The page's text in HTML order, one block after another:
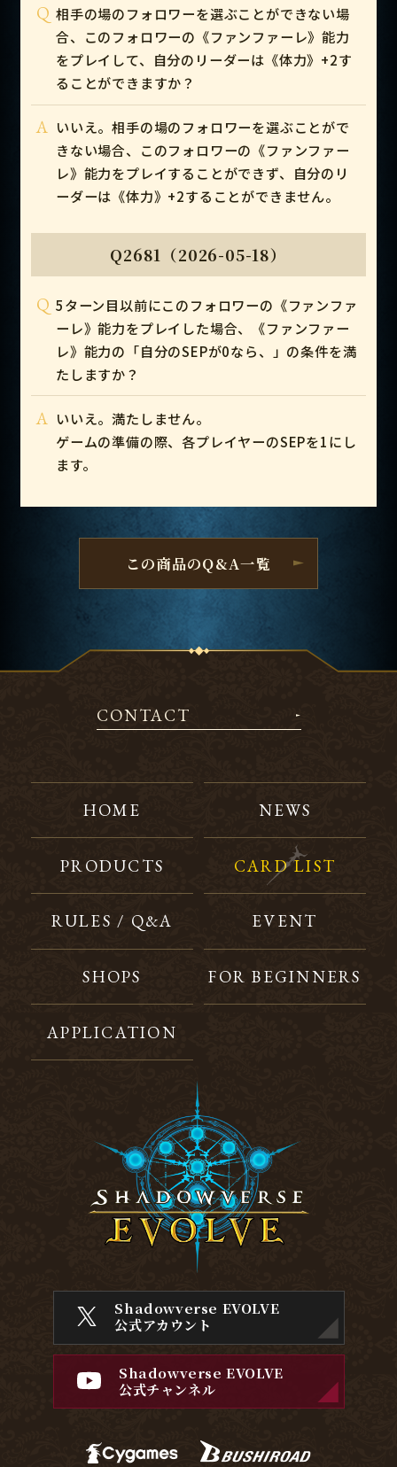
Q 相手の場のフォロワーを選ぶことができない場
合、このフォロワーの《ファンファーレ》能力
をプレイして、自分のリーダーは《体力》+2す
ることができますか？
A いいえ。相手の場のフォロワーを選ぶことがで
きない場合、このフォロワーの《ファンファー
レ》能力をプレイすることができず、自分のリ
ーダーは《体力》+2することができません。
Q2681（2026-05-18）
Q 5ターン目以前にこのフォロワーの《ファンファ
ーレ》能力をプレイした場合、《ファンファー
レ》能力の「自分のSEPが0なら、」の条件を満
たしますか？
A いいえ。満たしません。
ゲームの準備の際、各プレイヤーのSEPを1にし
ます。
この商品のQ&A一覧
CONTACT
HOME NEWS
PRODUCTS CARD LIST
RULES / Q&A EVENT
SHOPS FOR BEGINNERS
APPLICATION
Shadowverse EVOLVE
公式アカウント
Shadowverse EVOLVE
公式チャンネル